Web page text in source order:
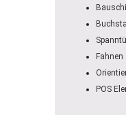
Fahnen
POS